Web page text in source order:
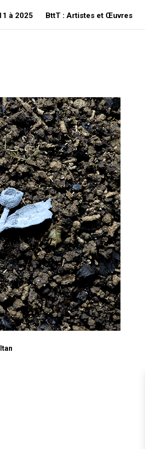
à 2025 BttT : Artistes et Œuvres